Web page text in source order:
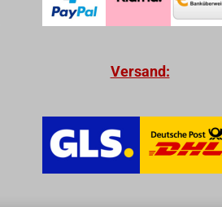
Versand: